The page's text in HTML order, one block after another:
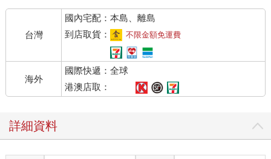
盟：終局之戰》和《阿凡達：水之道》這三部全球最高票房的電
影加起來還要高。
雖然《俠盜獵車手5》如此成功，但這部作品卻不是銷售套數最多
或玩家人數最多的遊戲，擁有這個頭銜的是遊戲界的巨人
《Minecraft》（常見的中文翻譯為《當個創世神》）。這款3D沙
盒遊戲光是銷售額（兩億五千萬美元）就已足夠驚人，但如果將
玩家的遊戲時數和民眾使用其他媒體的時間相較，數字只會更令
人吃驚。撰寫本書時，Spotify上播放數最多的歌曲是紅髮艾德
You），播放次數超過三十億次，換算相當於兩萬四千年。相較之
下，南韓於2021年席捲全球的影集《魷魚遊戲》觀看時間高達十
九萬年。不過，根據《Minecraft》伺服器的統計數據，光是中國
台灣
國內宅配：本島、離島
到店取貨：
不限金額免運費
海外
國際快遞：全球
港澳店取：
詳細資料